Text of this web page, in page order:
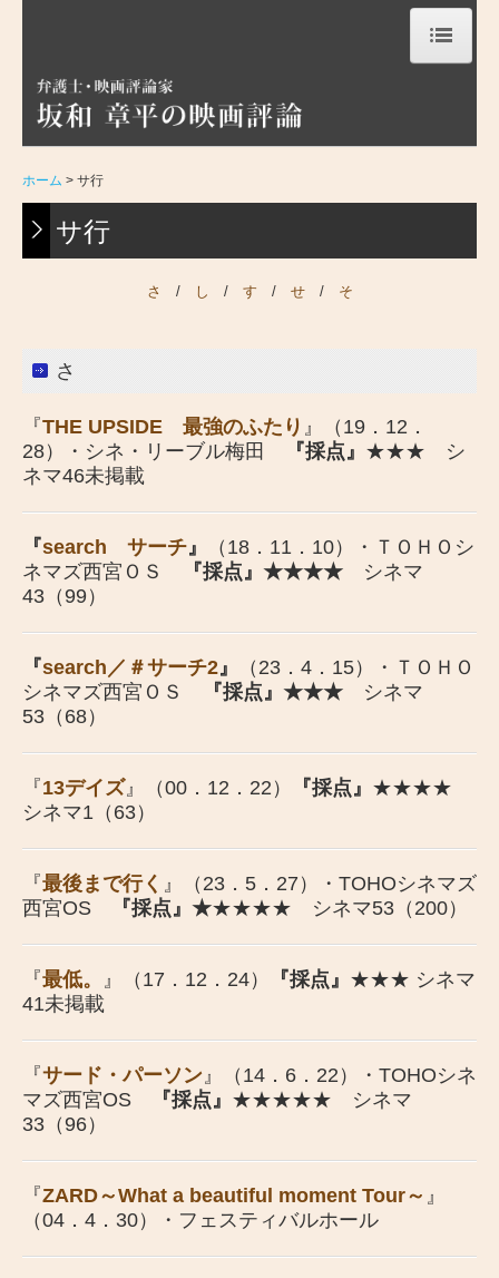
ホーム
ア行
カ行
タ行
ラ行
ヤ~ワ行
書籍のご紹介
ホーム サ行
サ行
さ / し / す / せ/ そ
さ
『THE UPSIDE 最強のふたり 』（19．12．
28）・シネ・リーブル梅田
『採点』 ★★★ シ
ネマ46未掲載
『search サーチ 』
（18．11．10）・ＴＯＨＯシ
ネマズ西宮ＯＳ
『採点』★★★★ シネマ
43（99）
『search／＃サーチ2 』
（23．4．15）・ＴＯＨＯ
シネマズ西宮ＯＳ
『採点』★★★ シネマ
53（68）
『13デイズ』（00．12．22） 『採点』 ★★★★
シネマ1（63）
『最後まで行く 』（23．5．27）・TOHOシネマズ
西宮OS
『採点』★★★★★ シネマ53（200）
『最低。 』（17．12．24） 『採点』 ★★★ シネマ
41未掲載
『サード・パーソン 』（14．6．22）・TOHOシネ
マズ西宮OS
『採点』 ★★★★★ シネマ
33（96）
『ZARD～What a beautiful moment Tour～ 』
（04．4．30）・フェスティバルホール